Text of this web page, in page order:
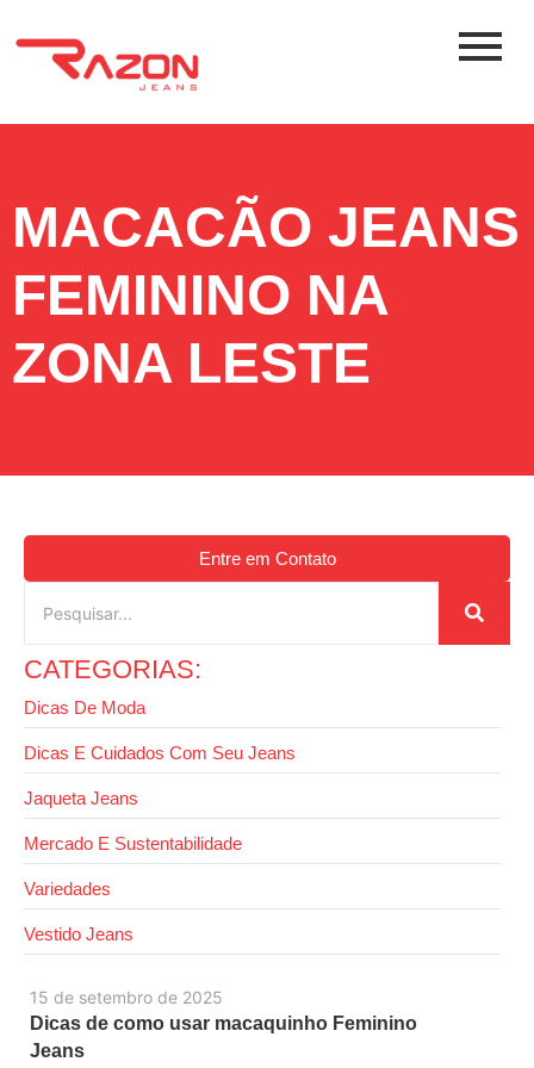
MACACÃO JEANS
FEMININO NA
ZONA LESTE
15 de setembro de 2025
Dicas de como usar macaquinho Feminino
Jeans
Entre em Contato
CATEGORIAS:
Dicas De Moda
Dicas E Cuidados Com Seu Jeans
Jaqueta Jeans
Mercado E Sustentabilidade
Variedades
Vestido Jeans